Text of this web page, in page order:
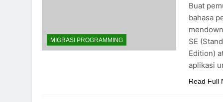
MIGRASI PROGRAMMING
Buat
bahasa
SE
Edition)
aplikasi
Read Full